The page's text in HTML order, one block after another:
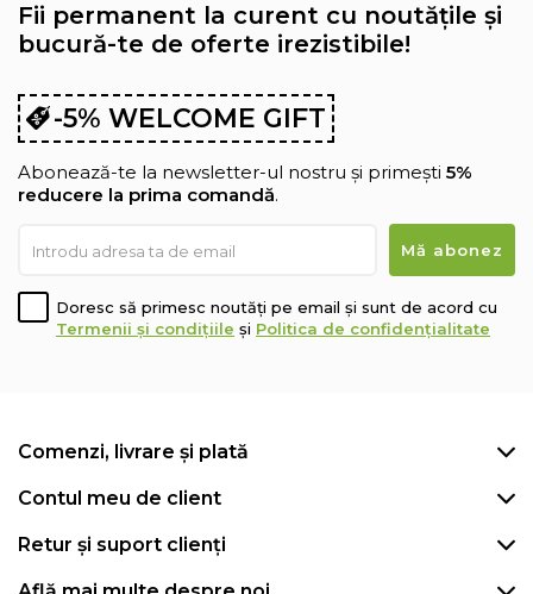
Fii permanent la curent cu noutățile și
bucură-te de oferte irezistibile!
-5% WELCOME GIFT
Abonează-te la newsletter-ul nostru și primești 5%
reducere la prima comandă.
Doresc să primesc noutăți pe email și sunt de acord cu
Termenii și condițiile și Politica de confidențialitate
Comenzi, livrare și plată
Contul meu de client
Retur și suport clienți